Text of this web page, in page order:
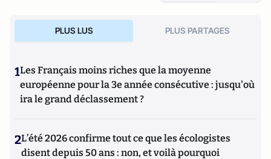
PLUS LUS PLUS PARTAGES
1Les Français moins riches que la moyenne
européenne pour la 3e année consécutive : jusqu'où
ira le grand déclassement ?
2L’été 2026 confirme tout ce que les écologistes
disent depuis 50 ans : non, et voilà pourquoi